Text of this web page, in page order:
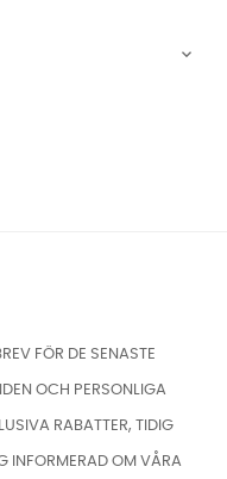

FÖR DE SENASTE
OCH PERSONLIGA
RABATTER, TIDIG
INFORMERAD OM VÅRA